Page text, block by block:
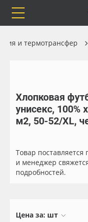
Каталог
Orafol
Бренды
Доставка
Весь каталог
Рулонные материалы
Самоклеящиеся
Листовые материалы
и термотрансфер
Хлопковая
унисекс, 100%
м2, 50-52/XL,
Товар поставляется
и менеджер
подробностей.
Цена за: шт